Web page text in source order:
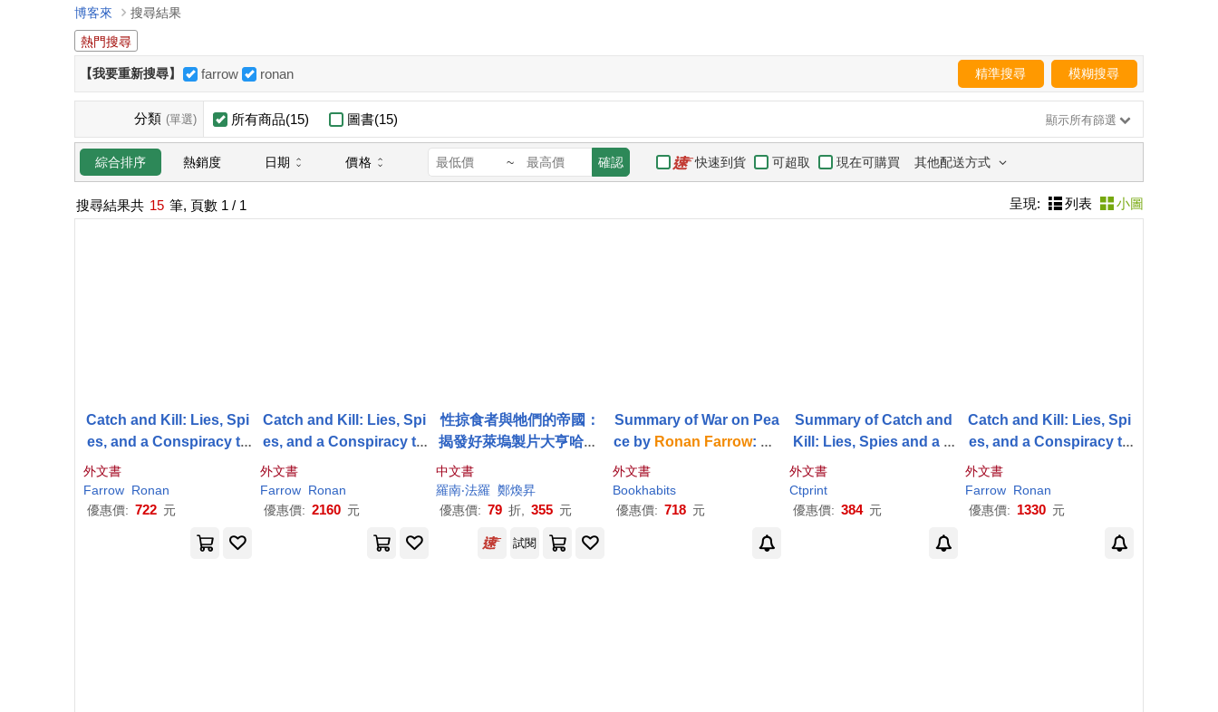
博客來
搜尋結果
熱門搜尋
【我要重新搜尋】 farrow ronan 精準搜尋 模糊搜尋
分類 (單選) 所有商品(15) 圖書(15) 顯示所有篩選
綜合排序 熱銷度 日期 價格 ~ 確認 快速到貨 可超取 現在可購買 其他配送方式
搜尋結果共 15 筆, 頁數 1 / 1 呈現: 列表 小圖
Catch and Kill: Lies, Spi
es, and a Conspiracy to
Protect Predators
外文書
Farrow Ronan
優惠價: 722 元
Catch and Kill: Lies, Spi
es, and a Conspiracy to
Protect Predators
外文書
Farrow Ronan
優惠價: 2160 元
性掠食者與牠們的帝國：
揭發好萊塢製片大亨哈維.
溫斯坦令巨星名流噤聲，
人人知而不報的驚人內幕
與共犯結構
中文書
羅南‧法羅 鄭煥昇
優惠價: 79 折, 355 元
Summary of War on Pea
ce by Ronan Farrow: Co
nversation Starters
外文書
Bookhabits
優惠價: 718 元
Summary of Catch and
Kill: Lies, Spies and a C
onspiracy to Protect Pre
dators By
外文書
Ctprint
優惠價: 384 元
Catch and Kill: Lies, Spi
es, and a Conspiracy to
Protect Predators
外文書
Farrow Ronan
優惠價: 1330 元
試閱